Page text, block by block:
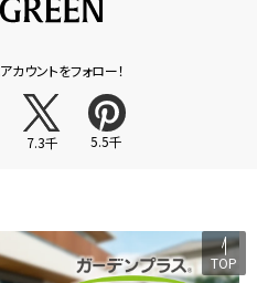
カウントをフォロー！
7.3千 5.5千
TOP